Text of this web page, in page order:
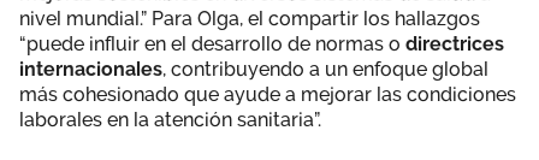
nivel mundial.” Para Olga, el compartir los hallazgos
“puede influir en el desarrollo de normas o directrices
internacionales, contribuyendo a un enfoque global
más cohesionado que ayude a mejorar las condiciones
laborales en la atención sanitaria”.